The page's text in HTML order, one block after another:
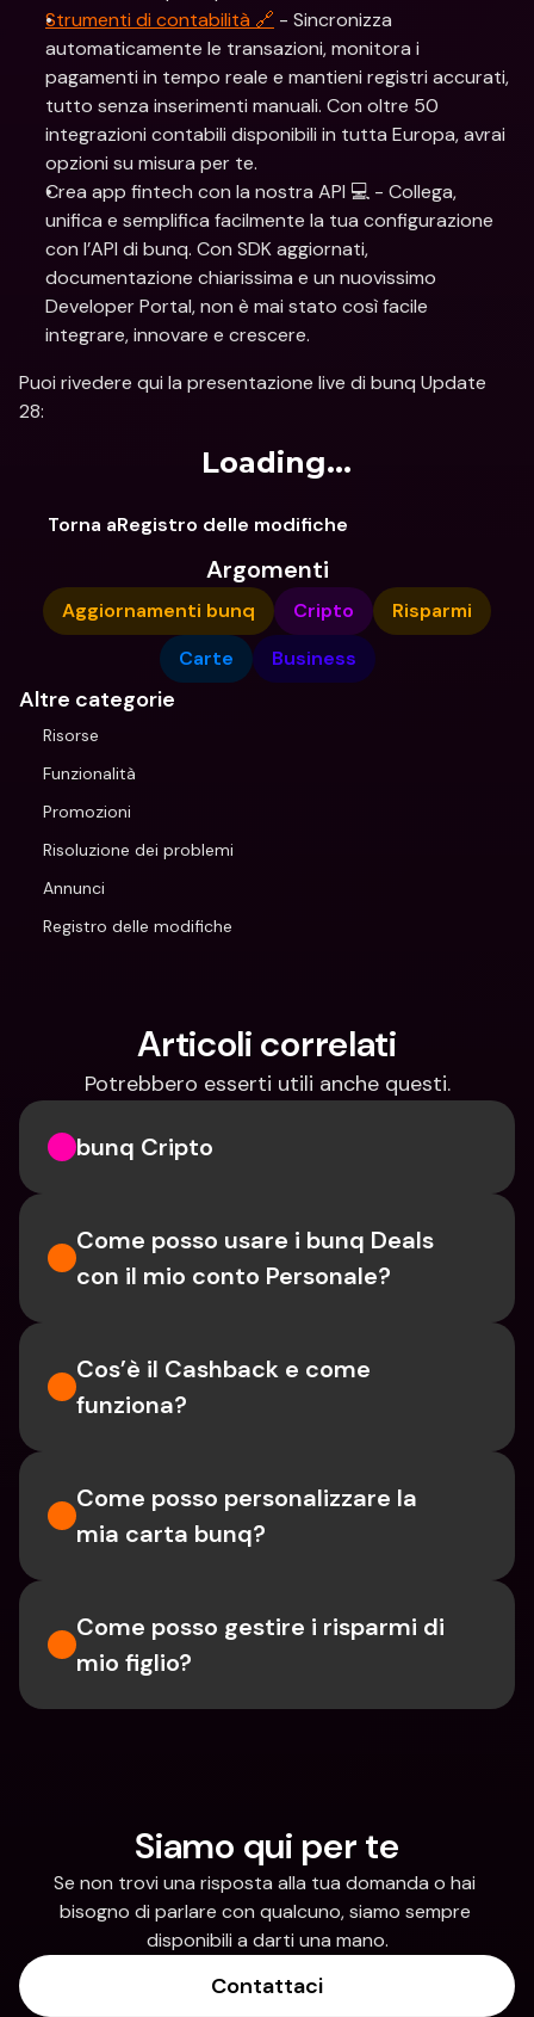
Strumenti di contabilità 🔗 - Sincronizza
automaticamente le transazioni, monitora i
pagamenti in tempo reale e mantieni registri accurati,
tutto senza inserimenti manuali. Con oltre 50
integrazioni contabili disponibili in tutta Europa, avrai
opzioni su misura per te.
Crea app fintech con la nostra API 💻 - Collega,
unifica e semplifica facilmente la tua configurazione
con l’API di bunq. Con SDK aggiornati,
documentazione chiarissima e un nuovissimo
Developer Portal, non è mai stato così facile
integrare, innovare e crescere.
Puoi rivedere qui la presentazione live di bunq Update
28:
Loading...
Torna aRegistro delle modifiche
Argomenti
Aggiornamenti bunq Cripto
Risparmi
Carte
Business
Altre categorie
Risorse
Funzionalità
Promozioni
Risoluzione dei problemi
Annunci
Registro delle modifiche
Articoli correlati
Potrebbero esserti utili anche questi.
bunq Cripto
Come posso usare i bunq Deals
con il mio conto Personale?
Cos’è il Cashback e come
funziona?
Come posso personalizzare la
mia carta bunq?
Come posso gestire i risparmi di
mio figlio?
Siamo qui per te
Se non trovi una risposta alla tua domanda o hai
bisogno di parlare con qualcuno, siamo sempre
disponibili a darti una mano.
Contattaci